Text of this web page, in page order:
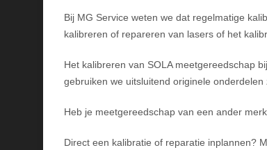
Bij MG Service weten we dat regelmatige
kalibreren of repareren van lasers of het
Het kalibreren van SOLA meetgereedschap
gebruiken we uitsluitend originele
Heb je meetgereedschap van een ander
Direct een kalibratie of reparatie inplannen?